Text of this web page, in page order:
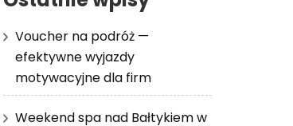
Voucher na podróż —
efektywne wyjazdy
motywacyjne dla firm
Weekend spa nad Bałtykiem w